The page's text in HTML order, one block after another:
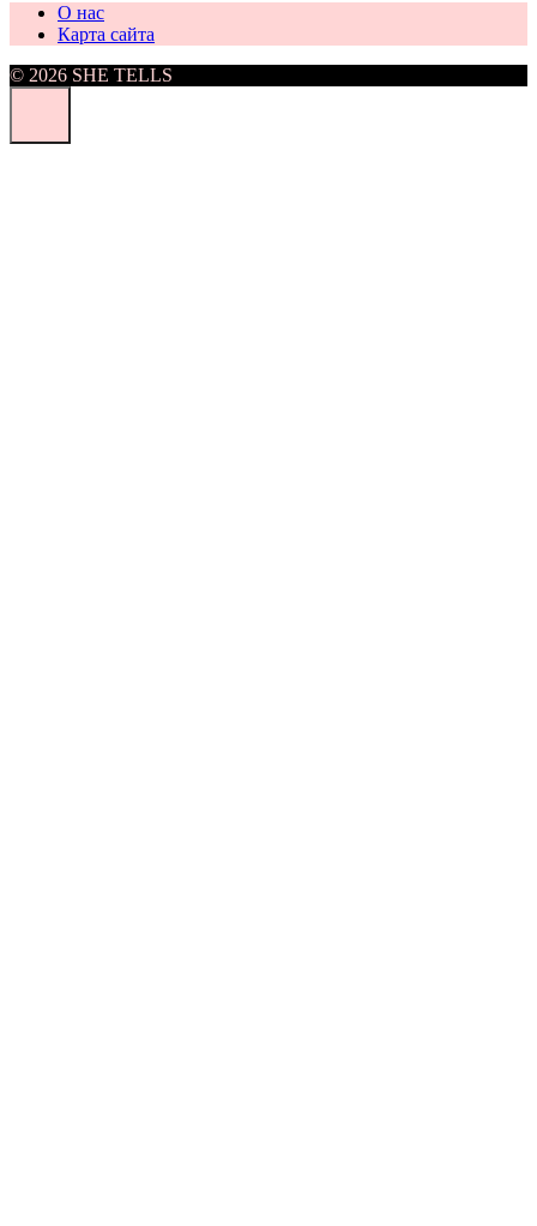
О нас
Карта сайта
© 2026 SHE TELLS